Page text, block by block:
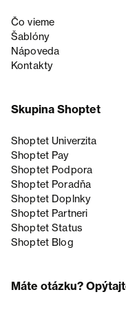
Čo vieme
Šablóny
Nápoveda
Kontakty
Skupina Shoptet
Shoptet Univerzita
Shoptet Pay
Shoptet Podpora
Shoptet Poradňa
Shoptet Doplnky
Shoptet Partneri
Shoptet Status
Shoptet Blog
Máte otázku?